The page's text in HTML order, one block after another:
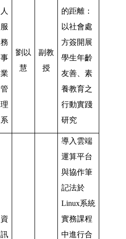
人
服
務
事
業
管
理
系
劉以
慧
副教
授
的距離：
以社會處
方簽開展
學生年齡
友善、素
養教育之
行動實踐
研究
資
訊
導入雲端
運算平台
與協作筆
記法於
Linux系統
實務課程
中進行合